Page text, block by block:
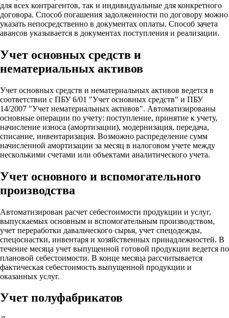
для всех контрагентов, так и индивидуальные для конкретного
договора. Способ погашения задолженности по договору можно
указать непосредственно в документах оплаты. Способ зачета
авансов указывается в документах поступления и реализации.
Учет основных средств и
нематериальных активов
Учет основных средств и нематериальных активов ведется в
соответствии с ПБУ 6/01 "Учет основных средств" и ПБУ
14/2007 "Учет нематериальных активов". Автоматизированы
основные операции по учету: поступление, принятие к учету,
начисление износа (амортизации), модернизация, передача,
списание, инвентаризация. Возможно распределение сумм
начисленной амортизации за месяц в налоговом учете между
несколькими счетами или объектами аналитического учета.
Учет основного и вспомогательного
производства
Автоматизирован расчет себестоимости продукции и услуг,
выпускаемых основным и вспомогательным производством,
учет переработки давальческого сырья, учет спецодежды,
спецоснастки, инвентаря и хозяйственных принадлежностей. В
течение месяца учет выпущенной готовой продукции ведется по
плановой себестоимости. В конце месяца рассчитывается
фактическая себестоимость выпущенной продукции и
оказанных услуг.
Учет полуфабрикатов